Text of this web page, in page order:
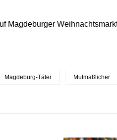
Magdeburger
Magdeburg-Täter Mutmaßlicher